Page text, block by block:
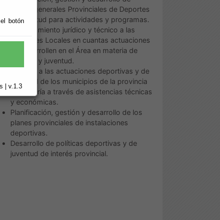
botón
| v.1.3
Planes generales Provinciales de Deportes
y Juventud para actividades y programas.
Asesoramiento jurídico y técnico a las
Entidades Locales en cuantas actuaciones
se desarrollen en el Área en materia de
deporte y juventud.
Impulso a las actuaciones deportivas y de
juventud de los municipios de la provincia
de Almería a través de asistencias técnicas
y económicas.
Planificación, gestión y desarrollo de los
planes provinciales de instalaciones
deportivas.
Desarrollo de políticas deportivas y de
juventud de interés provincial.